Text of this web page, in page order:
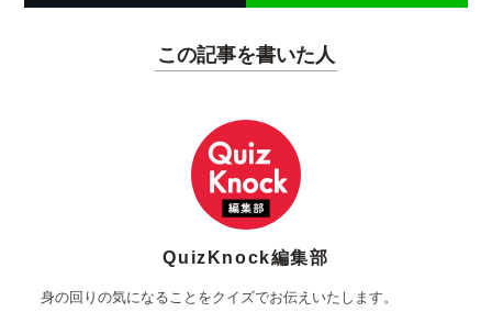
この記事を書いた人
QuizKnock編集部
身の回りの気になることをクイズでお伝えいたします。